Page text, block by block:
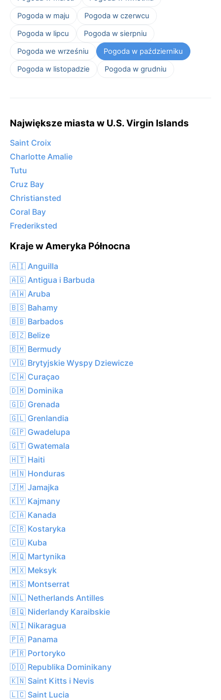
Pogoda w maju
Pogoda w czerwcu
Pogoda w lipcu
Pogoda w sierpniu
Pogoda we wrześniu
Pogoda w październiku
Pogoda w listopadzie
Pogoda w grudniu
Największe miasta w U.S. Virgin Islands
Saint Croix
Charlotte Amalie
Tutu
Cruz Bay
Christiansted
Coral Bay
Frederiksted
Kraje w Ameryka Północna
🇦🇮 Anguilla
🇦🇬 Antigua i Barbuda
🇦🇼 Aruba
🇧🇸 Bahamy
🇧🇧 Barbados
🇧🇿 Belize
🇧🇲 Bermudy
🇻🇬 Brytyjskie Wyspy Dziewicze
🇨🇼 Curaçao
🇩🇲 Dominika
🇬🇩 Grenada
🇬🇱 Grenlandia
🇬🇵 Gwadelupa
🇬🇹 Gwatemala
🇭🇹 Haiti
🇭🇳 Honduras
🇯🇲 Jamajka
🇰🇾 Kajmany
🇨🇦 Kanada
🇨🇷 Kostaryka
🇨🇺 Kuba
🇲🇶 Martynika
🇲🇽 Meksyk
🇲🇸 Montserrat
🇳🇱 Netherlands Antilles
🇧🇶 Niderlandy Karaibskie
🇳🇮 Nikaragua
🇵🇦 Panama
🇵🇷 Portoryko
🇩🇴 Republika Dominikany
🇰🇳 Saint Kitts i Nevis
🇱🇨 Saint Lucia